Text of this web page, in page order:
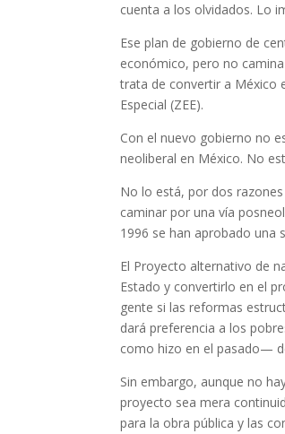
cuenta a los olvidados. Lo
Ese plan de gobierno de
económico, pero no
trata de convertir a México
Especial (ZEE).
Con el nuevo gobierno no
neoliberal en México. No
No lo está, por dos
caminar por una vía
1996 se han aprobado una
El Proyecto alternativo de
Estado y convertirlo en el
gente si las reformas
dará preferencia a los
como hizo en el pasado—
Sin embargo, aunque no
proyecto sea mera
para la obra pública y las